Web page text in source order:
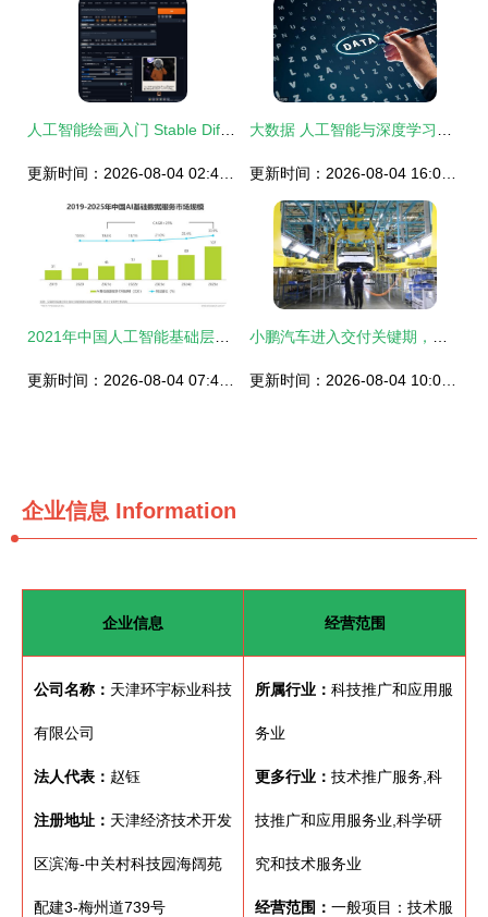
企业信息 Information
企业信息 经营范围
公司名称： 天津环宇标业科技
有限公司
法人代表： 赵钰
注册地址： 天津经济技术开发
区滨海-中关村科技园海阔苑
配建3-梅州道739号
所属行业： 科技推广和应用服
务业
更多行业： 技术推广服务,科
技推广和应用服务业,科学研
究和技术服务业
经营范围： 一般项目：技术服